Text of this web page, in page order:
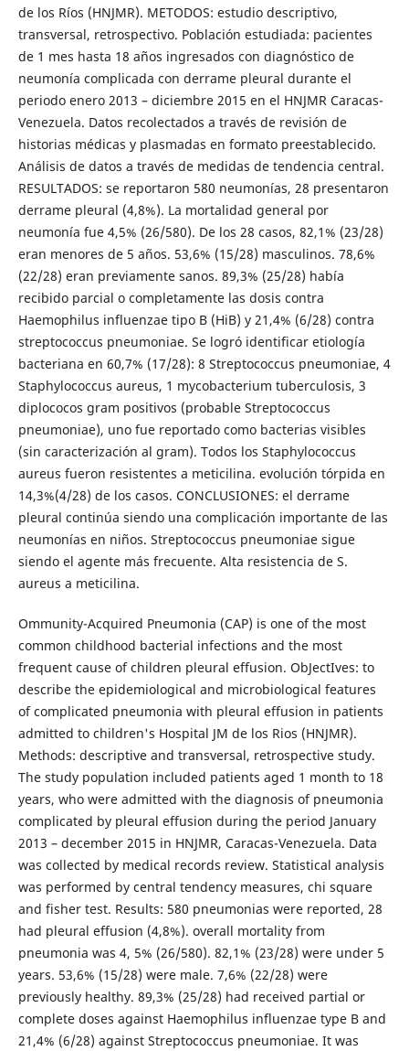
de los Ríos (HNJMR). METODOS: estudio descriptivo,
transversal, retrospectivo. Población estudiada: pacientes
de 1 mes hasta 18 años ingresados con diagnóstico de
neumonía complicada con derrame pleural durante el
periodo enero 2013 – diciembre 2015 en el HNJMR Caracas-
Venezuela. Datos recolectados a través de revisión de
historias médicas y plasmadas en formato preestablecido.
Análisis de datos a través de medidas de tendencia central.
RESULTADOS: se reportaron 580 neumonías, 28 presentaron
derrame pleural (4,8%). La mortalidad general por
neumonía fue 4,5% (26/580). De los 28 casos, 82,1% (23/28)
eran menores de 5 años. 53,6% (15/28) masculinos. 78,6%
(22/28) eran previamente sanos. 89,3% (25/28) había
recibido parcial o completamente las dosis contra
Haemophilus influenzae tipo B (HiB) y 21,4% (6/28) contra
streptococcus pneumoniae. Se logró identificar etiología
bacteriana en 60,7% (17/28): 8 Streptococcus pneumoniae, 4
Staphylococcus aureus, 1 mycobacterium tuberculosis, 3
diplococos gram positivos (probable Streptococcus
pneumoniae), uno fue reportado como bacterias visibles
(sin caracterización al gram). Todos los Staphylococcus
aureus fueron resistentes a meticilina. evolución tórpida en
14,3%(4/28) de los casos. CONCLUSIONES: el derrame
pleural continúa siendo una complicación importante de las
neumonías en niños. Streptococcus pneumoniae sigue
siendo el agente más frecuente. Alta resistencia de S.
aureus a meticilina.
Ommunity-Acquired Pneumonia (CAP) is one of the most
common childhood bacterial infections and the most
frequent cause of children pleural effusion. ObJectIves: to
describe the epidemiological and microbiological features
of complicated pneumonia with pleural effusion in patients
admitted to children's Hospital JM de los Rios (HNJMR).
Methods: descriptive and transversal, retrospective study.
The study population included patients aged 1 month to 18
years, who were admitted with the diagnosis of pneumonia
complicated by pleural effusion during the period January
2013 – december 2015 in HNJMR, Caracas-Venezuela. Data
was collected by medical records review. Statistical analysis
was performed by central tendency measures, chi square
and fisher test. Results: 580 pneumonias were reported, 28
had pleural effusion (4,8%). overall mortality from
pneumonia was 4, 5% (26/580). 82,1% (23/28) were under 5
years. 53,6% (15/28) were male. 7,6% (22/28) were
previously healthy. 89,3% (25/28) had received partial or
complete doses against Haemophilus influenzae type B and
21,4% (6/28) against Streptococcus pneumoniae. It was